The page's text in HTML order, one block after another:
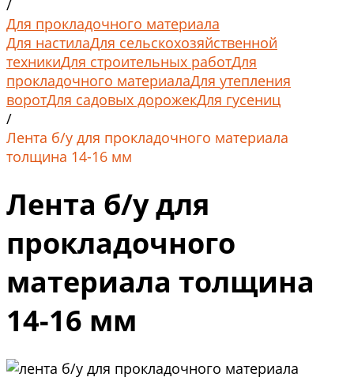
/
Для прокладочного материала
Для настилаДля сельскохозяйственной
техникиДля строительных работДля
прокладочного материалаДля утепления
воротДля садовых дорожекДля гусениц
/
Лента б/у для прокладочного материала
толщина 14-16 мм
Лента б/у для
прокладочного
материала толщина
14-16 мм